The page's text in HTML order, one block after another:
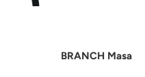
BRANCH Masa